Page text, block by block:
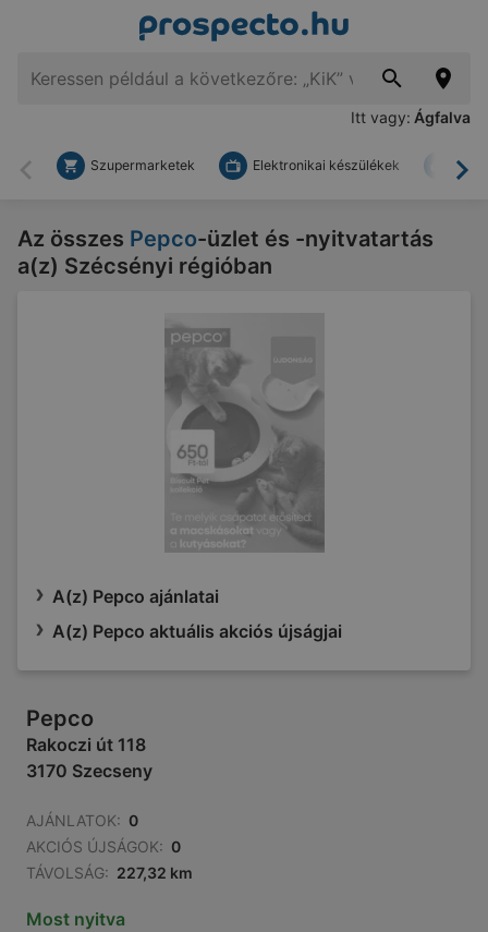
Itt vagy: Ágfalva
Vissza
Szupermarketek Elektronikai készülékek
Az összes Pepco-üzlet és -nyitvatartás
a(z) Szécsényi régióban
A(z) Pepco ajánlatai
A(z) Pepco aktuális akciós újságjai
Pepco
Rakoczi út 118
3170 Szecseny
AJÁNLATOK: 0
AKCIÓS ÚJSÁGOK: 0
TÁVOLSÁG: 227,32 km
Most nyitva